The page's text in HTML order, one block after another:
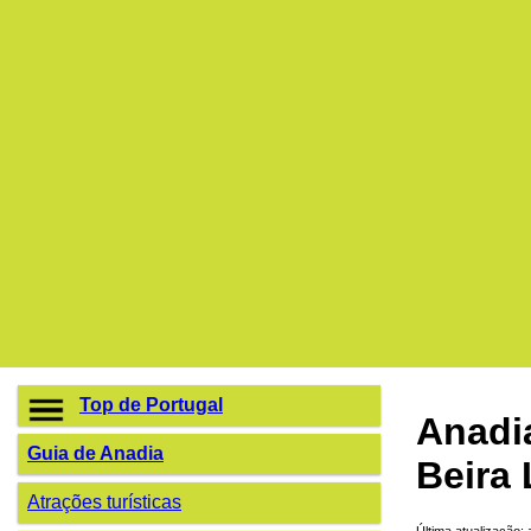
Top de Portugal
Guia de Anadia
Atrações turísticas
Beira